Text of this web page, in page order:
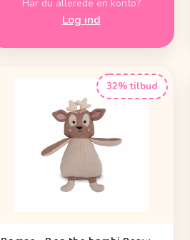
Har du allerede en konto?
Log ind
32% tilbud